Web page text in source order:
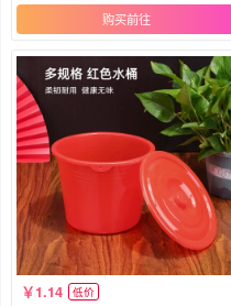
购买
1.14 低价